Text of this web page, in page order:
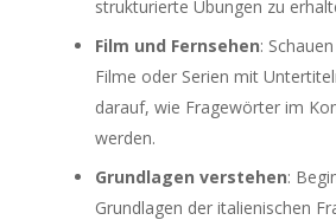
strukturierte Übungen zu
Film und Fernsehen:
Filme oder Serien mit
darauf, wie Fragewörter im
werden.
Grundlagen verstehen:
Grundlagen der italienischen